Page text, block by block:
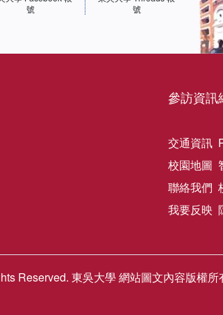
號
號
參訪資訊
交通資訊
校園地圖
聯絡我們
我要反映
Reserved. 東吳大學 網站圖文內容版權所